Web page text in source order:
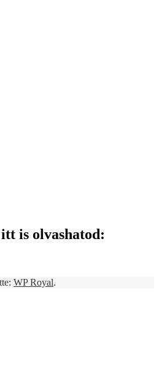
is olvashatod:
WP Royal.